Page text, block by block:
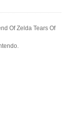
Of Zelda Tears Of